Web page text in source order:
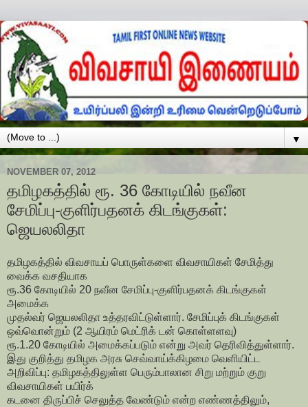
▼
NOVEMBER 07, 2012
தமிழகத்தில் ரூ. 36 கோடியில் நவீன
சேமிப்பு-குளிர்பதனக் கிடங்குகள்:
ஜெயலலிதா
தமிழகத்தில் விவசாயப் பொருள்களை விவசாயிகள் சேமித்து
வைக்க வசதியாக
ரூ.36 கோடியில் 20 நவீன சேமிப்பு-குளிர்பதனக் கிடங்குகள்
அமைக்க
முதல்வர் ஜெயலலிதா உத்தரவிட்டுள்ளார். சேமிப்புக் கிடங்குகள்
ஒவ்வொன்றும் (2 ஆயிரம் மெட்ரிக் டன் கொள்ளளவு)
ரூ.1.20 கோடியில் அமைக்கப்படும் என்று அவர் தெரிவித்துள்ளார்.
இது குறித்து தமிழக அரசு செவ்வாய்க்கிழமை வெளியிட்ட
அறிவிப்பு: தமிழகத்திலுள்ள பெரும்பாலான சிறு மற்றும் குறு
விவசாயிகள் பயிர்க்
கடனை திருப்பிச் செலுத்த வேண்டும் என்ற எண்ணத்திலும்,